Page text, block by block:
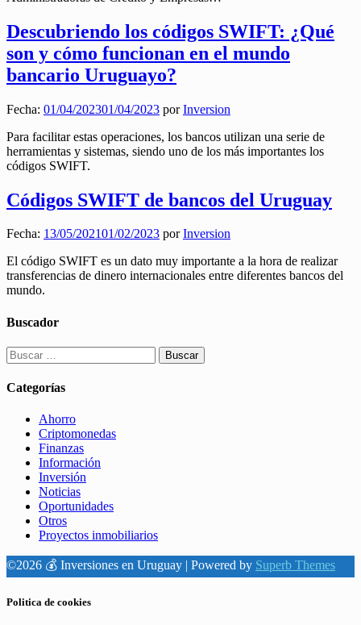
Descubriendo los códigos SWIFT: ¿Qué
son y cómo funcionan en el mundo
bancario Uruguayo?
Fecha: 01/04/202301/04/2023 porInversion
Para facilitar estas operaciones, los bancos utilizan una serie de
herramientas y sistemas, siendo uno de los más importantes los
códigos SWIFT.
Códigos SWIFT de bancos del Uruguay
Fecha: 13/05/202101/02/2023 porInversion
El código SWIFT es un dato muy importante a la hora de realizar
transferencias de dinero internacionales entre diferentes bancos del
mundo.
Buscador
Buscar:
Categorías
Ahorro
Criptomonedas
Finanzas
Información
Inversión
Noticias
Oportunidades
Otros
Proyectos inmobiliarios
©2026 💰 Inversiones en Uruguay | Powered by Superb Themes
Politica de cookies